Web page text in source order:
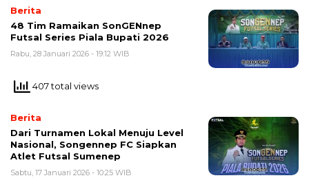
Berita
48 Tim Ramaikan SonGENnep
Futsal Series Piala Bupati 2026
Rabu, 28 Januari 2026 - 19:12 WIB
407 total views
Berita
Dari Turnamen Lokal Menuju Level
Nasional, Songennep FC Siapkan
Atlet Futsal Sumenep
Sabtu, 17 Januari 2026 - 10:25 WIB